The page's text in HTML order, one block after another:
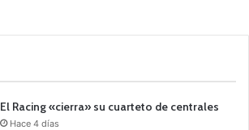
El Racing «cierra» su cuarteto de centrales
Hace 4 días